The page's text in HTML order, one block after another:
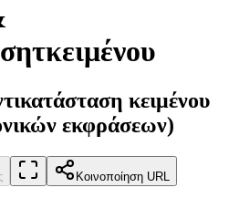
κειμένου
εκφράσεων)
Κοινοποίηση URL